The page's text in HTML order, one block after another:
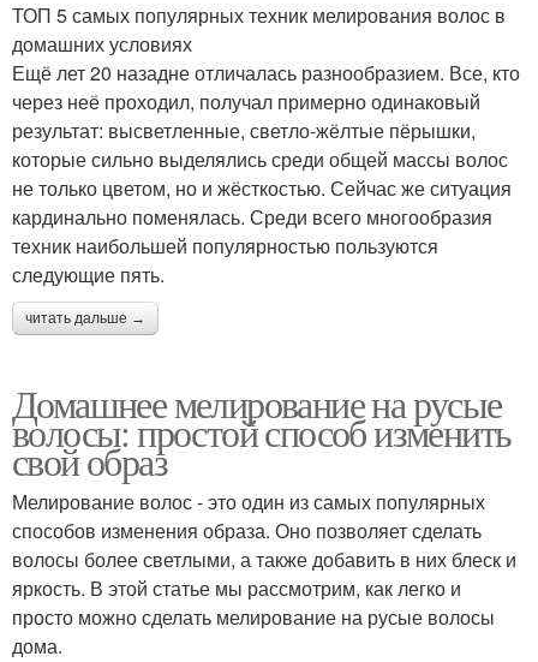
ТОП 5 самых популярных техник мелирования волос в
домашних условиях
Ещё лет 20 назадне отличалась разнообразием. Все, кто
через неё проходил, получал примерно одинаковый
результат: высветленные, светло-жёлтые пёрышки,
которые сильно выделялись среди общей массы волос
не только цветом, но и жёсткостью. Сейчас же ситуация
кардинально поменялась. Среди всего многообразия
техник наибольшей популярностью пользуются
следующие пять.
читать дальше →
Домашнее мелирование на русые
волосы: простой способ изменить
свой образ
Мелирование волос - это один из самых популярных
способов изменения образа. Оно позволяет сделать
волосы более светлыми, а также добавить в них блеск и
яркость. В этой статье мы рассмотрим, как легко и
просто можно сделать мелирование на русые волосы
дома.